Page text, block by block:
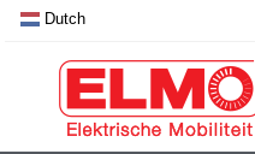
Dutch